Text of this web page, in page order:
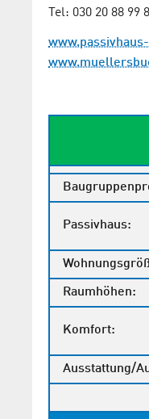
Tel: 030 20 88 99
Passivhaus:
Raumhöhen:
Komfort:
Ausstattung/